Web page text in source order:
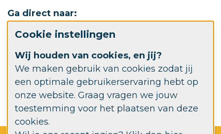
Cookie instellingen
Wij houden van cookies, en jij?
We maken gebruik van cookies zodat jij
een optimale gebruikerservaring hebt op
onze website. Graag vragen we jouw
toestemming voor het plaatsen van deze
cookies.
Ga direct naar:
Werken bij Azora
Azora.nl
Azora Advies- en behandelcentrum